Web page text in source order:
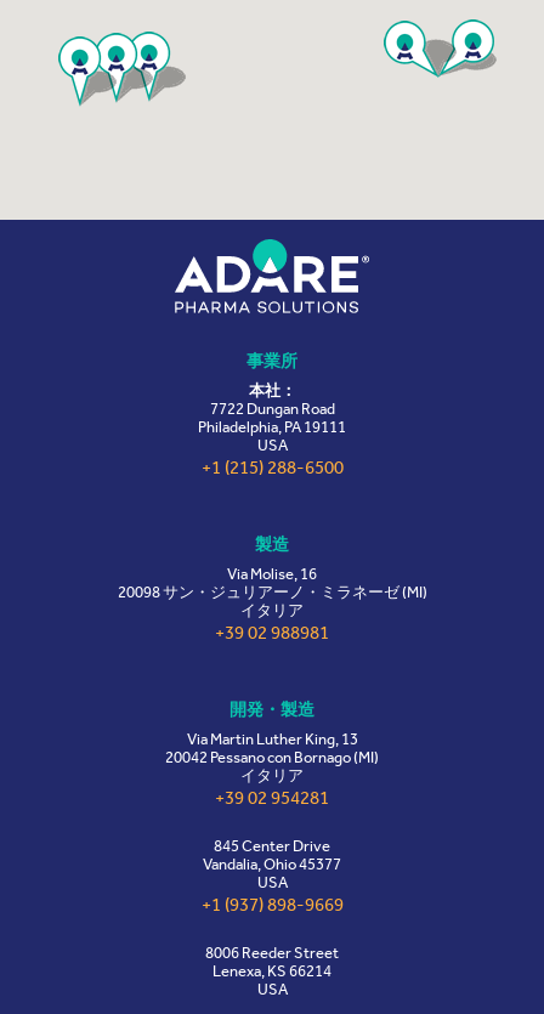
事業所
本社：
7722 Dungan Road
Philadelphia, PA 19111
USA
+1 (215) 288-6500
製造
Via Molise, 16
20098 サン・ジュリアーノ・ミラネーゼ (MI)
イタリア
+39 02 988981
開発・製造
Via Martin Luther King, 13
20042 Pessano con Bornago (MI)
イタリア
+39 02 954281
845 Center Drive
Vandalia, Ohio 45377
USA
+1 (937) 898-9669
8006 Reeder Street
Lenexa, KS 66214
USA